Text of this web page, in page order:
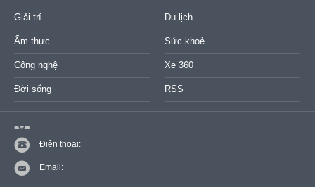
Giải trí Du lịch
Ẩm thực Sức khoẻ
Công nghệ Xe 360
Đời sống RSS
Điện thoại:
Email: